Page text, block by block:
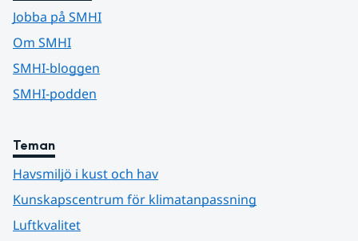
Jobba på SMHI
Om SMHI
SMHI-bloggen
SMHI-podden
Teman
Havsmiljö i kust och hav
Kunskapscentrum för klimatanpassning
Luftkvalitet